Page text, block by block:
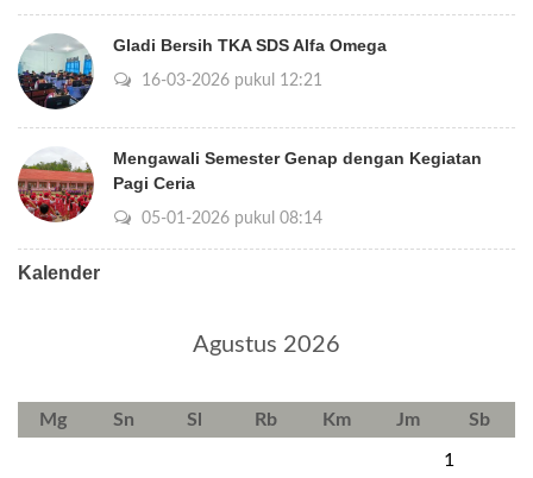
Gladi Bersih TKA SDS Alfa Omega
16-03-2026 pukul 12:21
Mengawali Semester Genap dengan Kegiatan
Pagi Ceria
05-01-2026 pukul 08:14
Kalender
Agustus 2026
Mg Sn Sl Rb Km Jm Sb
1